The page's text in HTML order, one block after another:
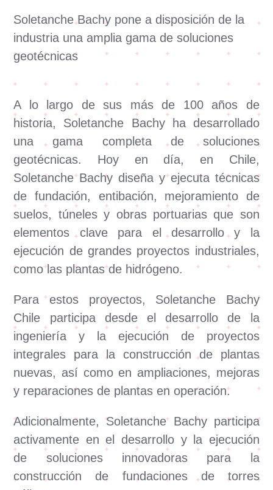
Soletanche Bachy pone a disposición de la
industria una amplia gama de soluciones
geotécnicas
A lo largo de sus más de 100 años de
historia, Soletanche Bachy ha desarrollado
una gama completa de soluciones
geotécnicas. Hoy en día, en Chile,
Soletanche Bachy diseña y ejecuta técnicas
de fundación, entibación, mejoramiento de
suelos, túneles y obras portuarias que son
elementos clave para el desarrollo y la
ejecución de grandes proyectos industriales,
como las plantas de hidrógeno.
Para estos proyectos, Soletanche Bachy
Chile participa desde el desarrollo de la
ingeniería y la ejecución de proyectos
integrales para la construcción de plantas
nuevas, así como en ampliaciones, mejoras
y reparaciones de plantas en operación.
Adicionalmente, Soletanche Bachy participa
activamente en el desarrollo y la ejecución
de soluciones innovadoras para la
construcción de fundaciones de torres